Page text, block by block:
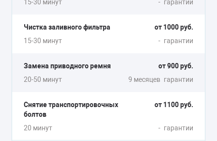
15-30 минут
- гарантии
Чистка заливного фильтра
от 1000 руб.
15-30 минут
- гарантии
Замена приводного ремня
от 900 руб.
20-50 минут
9 месяцев гарантии
Снятие транспортировочных
болтов
от 1100 руб.
20 минут - гарантии